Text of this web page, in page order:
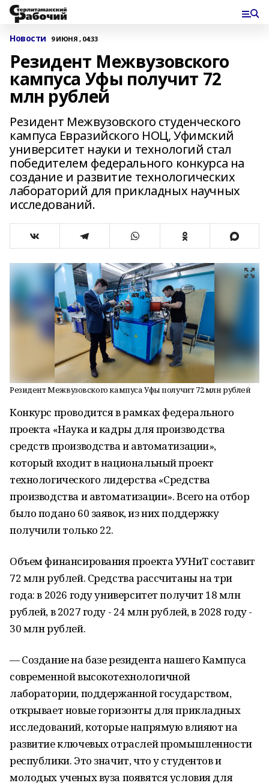
Новости 9 ИЮНЯ , 04:33
Резидент Межвузовского
кампуса Уфы получит 72
млн рублей
Резидент Межвузовского студенческого
кампуса Евразийского НОЦ, Уфимский
университет науки и технологий стал
победителем федерального конкурса на
создание и развитие технологических
лабораторий для прикладных научных
исследований.
Резидент Межвузовского кампуса Уфы получит 72 млн рублей
Конкурс проводится в рамках федерального
проекта «Наука и кадры для производства
средств производства и автоматизации»,
который входит в национальный проект
технологического лидерства «Средства
производства и автоматизации». Всего на отбор
было подано 60 заявок, из них поддержку
получили только 22.
Объем финансирования проекта УУНиТ составит
72 млн рублей. Средства рассчитаны на три
года: в 2026 году университет получит 18 млн
рублей, в 2027 году - 24 млн рублей, в 2028 году -
30 млн рублей.
— Создание на базе резидента нашего Кампуса
современной высокотехнологичной
лаборатории, поддержанной государством,
открывает новые горизонты для прикладных
исследований, которые напрямую влияют на
развитие ключевых отраслей промышленности
республики. Это значит, что у студентов и
молодых ученых вуза появятся условия для